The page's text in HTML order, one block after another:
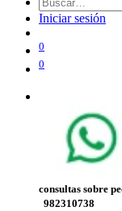
Iniciar sesión
0
0
consultas sobre
982310738